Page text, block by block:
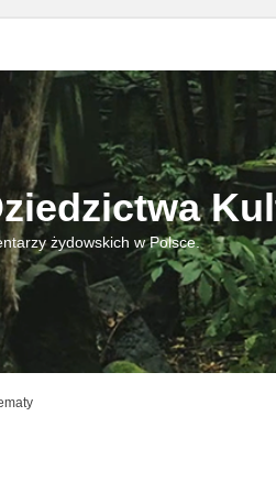
żydowskich w Polsce.